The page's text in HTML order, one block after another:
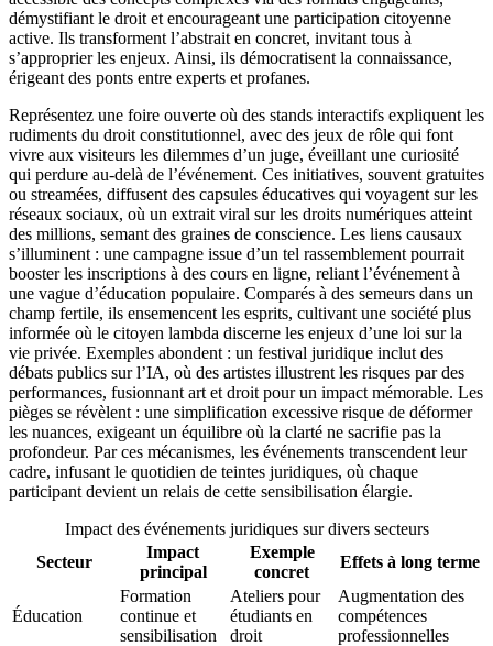
démystifiant le droit et encourageant une participation citoyenne
active. Ils transforment l’abstrait en concret, invitant tous à
s’approprier les enjeux. Ainsi, ils démocratisent la connaissance,
érigeant des ponts entre experts et profanes.
Représentez une foire ouverte où des stands interactifs expliquent les
rudiments du droit constitutionnel, avec des jeux de rôle qui font
vivre aux visiteurs les dilemmes d’un juge, éveillant une curiosité
qui perdure au-delà de l’événement. Ces initiatives, souvent gratuites
ou streamées, diffusent des capsules éducatives qui voyagent sur les
réseaux sociaux, où un extrait viral sur les droits numériques atteint
des millions, semant des graines de conscience. Les liens causaux
s’illuminent : une campagne issue d’un tel rassemblement pourrait
booster les inscriptions à des cours en ligne, reliant l’événement à
une vague d’éducation populaire. Comparés à des semeurs dans un
champ fertile, ils ensemencent les esprits, cultivant une société plus
informée où le citoyen lambda discerne les enjeux d’une loi sur la
vie privée. Exemples abondent : un festival juridique inclut des
débats publics sur l’IA, où des artistes illustrent les risques par des
performances, fusionnant art et droit pour un impact mémorable. Les
pièges se révèlent : une simplification excessive risque de déformer
les nuances, exigeant un équilibre où la clarté ne sacrifie pas la
profondeur. Par ces mécanismes, les événements transcendent leur
cadre, infusant le quotidien de teintes juridiques, où chaque
participant devient un relais de cette sensibilisation élargie.
Impact des événements juridiques sur divers secteurs
Secteur
Impact
principal
Exemple
concret
Effets à long terme
Éducation
Formation
continue et
sensibilisation
Ateliers pour
étudiants en
droit
Augmentation des
compétences
professionnelles